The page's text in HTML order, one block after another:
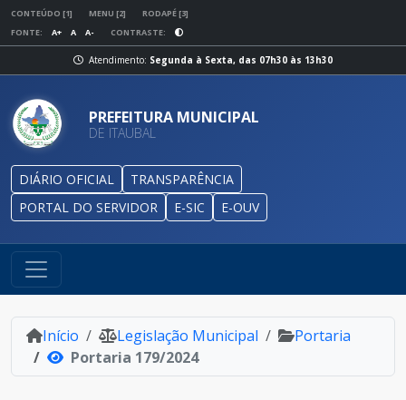
CONTEÚDO [1] MENU [2]
RODAPÉ [3]
FONTE:
A+ A A- CONTRASTE:
Atendimento: Segunda à Sexta, das 07h30 às 13h30
PREFEITURA MUNICIPAL
DE ITAUBAL
DIÁRIO OFICIAL
TRANSPARÊNCIA
PORTAL DO SERVIDOR
E-SIC E-OUV
Início Legislação Municipal
Portaria
Portaria 179/2024